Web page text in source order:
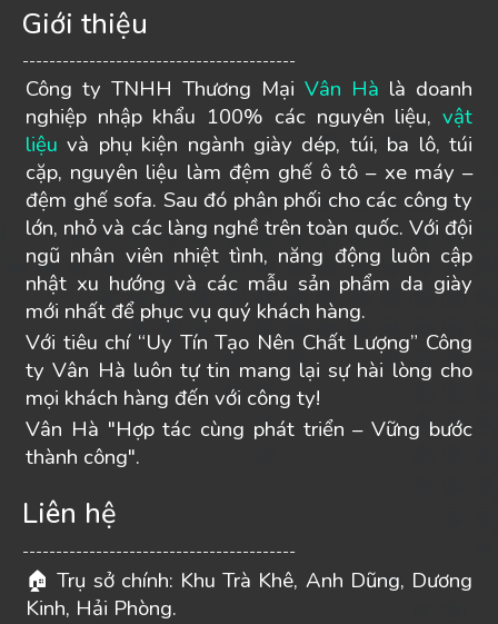
Giới thiệu
-----------------------------------------
Công ty TNHH Thương Mại Vân Hà là doanh
nghiệp nhập khẩu 100% các nguyên liệu, vật
liệu và phụ kiện ngành giày dép, túi, ba lô, túi
cặp, nguyên liệu làm đệm ghế ô tô – xe máy –
đệm ghế sofa. Sau đó phân phối cho các công ty
lớn, nhỏ và các làng nghề trên toàn quốc. Với đội
ngũ nhân viên nhiệt tình, năng động luôn cập
nhật xu hướng và các mẫu sản phẩm da giày
mới nhất để phục vụ quý khách hàng.
Với tiêu chí “Uy Tín Tạo Nên Chất Lượng” Công
ty Vân Hà luôn tự tin mang lại sự hài lòng cho
mọi khách hàng đến với công ty!
Vân Hà "Hợp tác cùng phát triển – Vững bước
thành công".
Liên hệ
-----------------------------------------
🏠 Trụ sở chính: Khu Trà Khê, Anh Dũng, Dương
Kinh, Hải Phòng.